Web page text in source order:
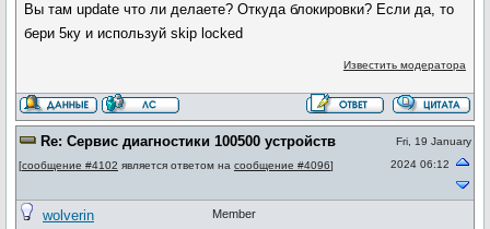
Вы там update что ли делаете? Откуда блокировки? Если да, то
бери 5ку и используй skip locked
Известить модератора
Re: Сервис диагностики 100500 устройств
[сообщение #4102 является ответом на сообщение #4096]
Fri, 19 January
2024 06:12
wolverin Member